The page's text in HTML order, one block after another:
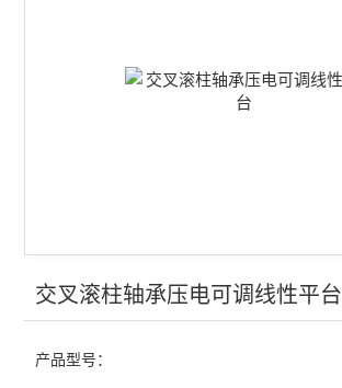
交叉滚柱轴承压电可调线性平台
产品型号：